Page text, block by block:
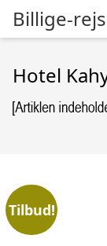
Billige-
Hotel
Tilbud!